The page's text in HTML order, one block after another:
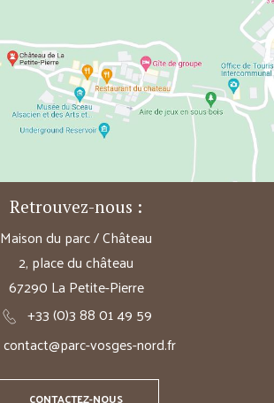
Retrouvez-nous :
Maison du parc / Château
2, place du château
67290 La Petite-Pierre
+33 (0)3 88 01 49 59
contact@parc-vosges-nord.fr
CONTACTEZ-NOUS